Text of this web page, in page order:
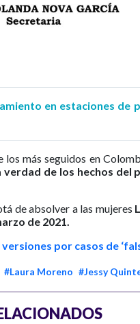
en estaciones de
los más seguidos en
de los hechos del
de absolver a las mujeres
de 2021.
por casos de
#Laura Moreno #Jessy